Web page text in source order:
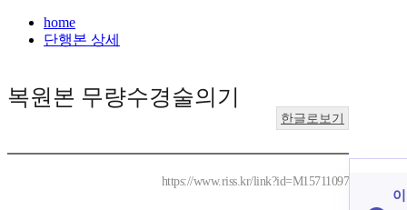
home
단행본 상세
복원본 무량수경술의기
한글로보기
https://www.riss.kr/link?id=M15711097